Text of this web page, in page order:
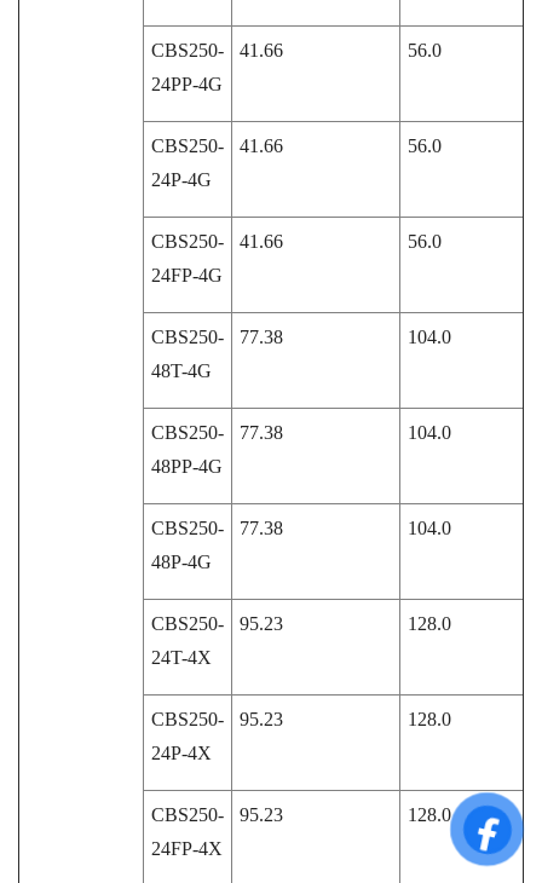
CBS250-
24PP-4G
41.66 56.0
CBS250-
24P-4G
41.66 56.0
CBS250-
24FP-4G
41.66 56.0
CBS250-
48T-4G
77.38 104.0
CBS250-
48PP-4G
77.38 104.0
CBS250-
48P-4G
77.38 104.0
CBS250-
24T-4X
95.23 128.0
CBS250-
24P-4X
95.23 128.0
CBS250-
24FP-4X
95.23 128.0